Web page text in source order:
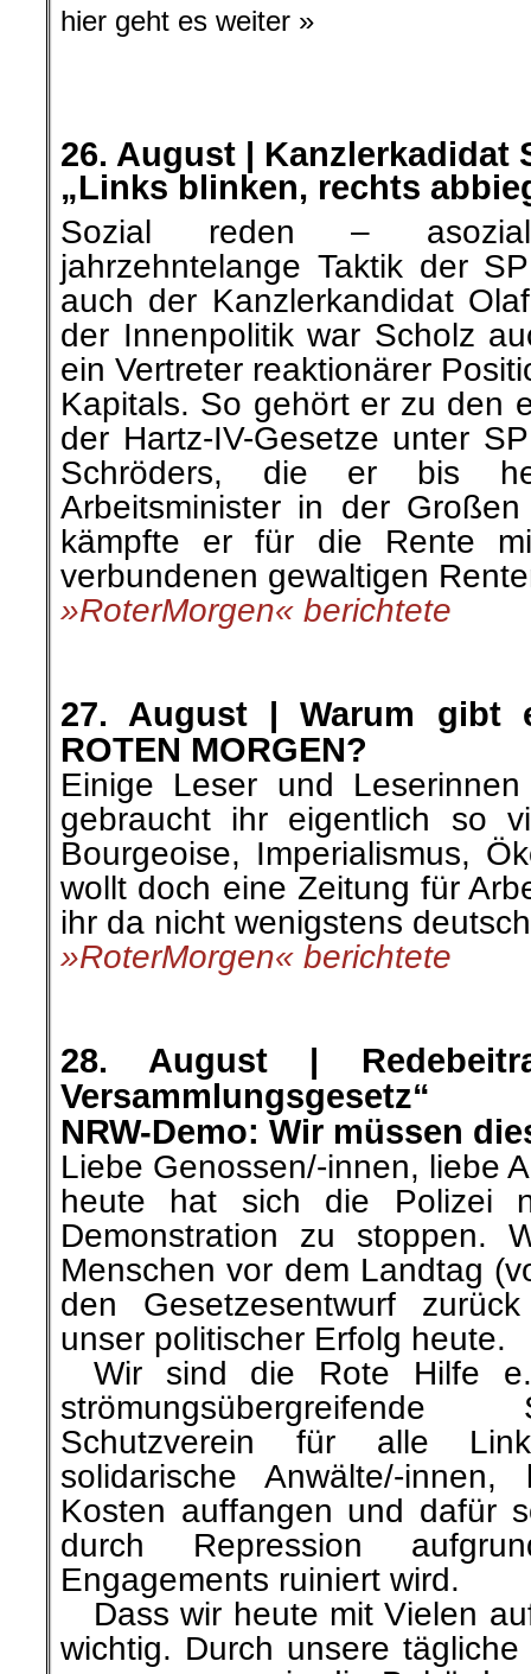
hier geht es weiter »
26. August | Kanzlerkadidat
„Links blinken, rechts
Sozial reden –
jahrzehntelange Taktik der
auch der Kanzlerkandidat
der Innenpolitik war Scholz
ein Vertreter reaktionärer
Kapitals. So gehört er zu den
der Hartz-IV-Gesetze unter
Schröders, die er bis
Arbeitsminister in der Großen
kämpfte er für die Rente
verbundenen gewaltigen
»RoterMorgen« berichtete
27. August |Warum gibt
ROTEN MORGEN?
Einige Leser und
gebraucht ihr eigentlich so
Bourgeoise, Imperialismus,
wollt doch eine Zeitung für
ihr da nicht wenigstens
»RoterMorgen« berichtete
28. August |
Versammlungsgesetz“
NRW-Demo: Wir müssen
Liebe Genossen/-innen, liebe
heute hat sich die Polizei
Demonstration zu stoppen.
Menschen vor dem Landtag
den Gesetzesentwurf
unser politischer Erfolg heute.
Wir sind die Rote Hilfe
Schutzverein für alle
solidarische Anwälte/-innen,
Kosten auffangen und dafür
durch Repression
Engagements ruiniert wird.
Dass wir heute mit Vielen
wichtig. Durch unsere